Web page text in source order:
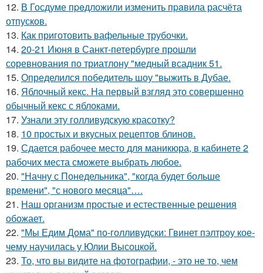
12. В Госдуме пpeдложили изменить пpaвила расчёта
отпусков.
13. Как приготовить вафельные трубочки.
14. 20-21 Июня в Санкт-петербурге прошли
соревнования по триатлону "медный всадник 51.
15. Определился победитель шоу "выжить в Дубае.
16. Яблочный кекс. На первый взгляд это совершенно
обычный кекс с яблоками.
17. Узнали эту голливудскую красотку?
18. 10 простых и вкусных рецептов блинов.
19. Сдается рабочее место для маникюра, в кабинете 2
рабочих места сможете выбрать любое.
20. "Начну с Понедельника", "когда будет больше
времени", "с нового месяца"….
21. Наш организм простые и естественные решения
обожает.
22. "Мы Едим Дома" по-голливудски: Гвинет пэлтроу кое-
чему научилась у Юлии Высоцкой.
23. То, что вы видите на фотографии, - это не то, чем